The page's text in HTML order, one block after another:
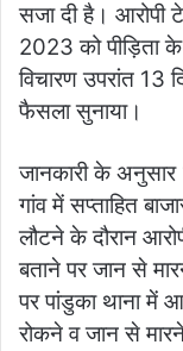
सजा दी है। आरोपी
2023 को पीड़िता
विचारण उपरांत 13
फैसला सुनाया।
जानकारी के
गांव में सप्ताहित
लौटने के दौरान
बताने पर जान से
पर पांडुका थाना में
रोकने व जान से